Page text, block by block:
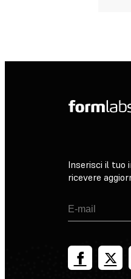
Inserisci il tuo
ricevere